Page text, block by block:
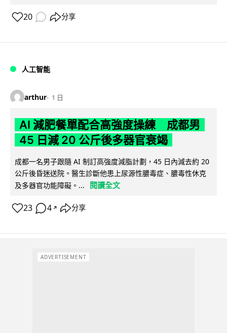
20 分享
人工智能
arthur 1 日
AI 減肥餐單配合高強度操練 成都男
45 日減 20 公斤後多器官衰竭
成都一名男子跟隨 AI 制訂高強度減脂計劃，45 日內減去約 20
公斤後昏迷送院。醫生診斷他患上尿源性膿毒症、膿毒性休克
及多器官功能障礙。...
閱讀全文
23 4 ↗ 分享
ADVERTISEMENT